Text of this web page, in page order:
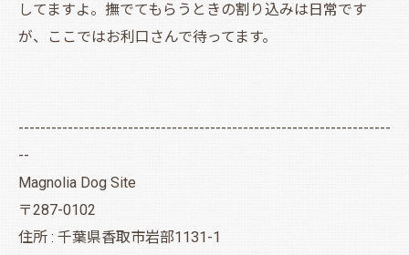
してますよ。撫でてもらうときの割り込みは日常です
が、ここではお利口さんで待ってます。
--------------------------------------------------------------------
--
Magnolia Dog Site
〒287-0102
住所 : 千葉県香取市岩部1131-1